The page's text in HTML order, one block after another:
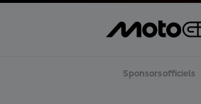
Sponsors officiels